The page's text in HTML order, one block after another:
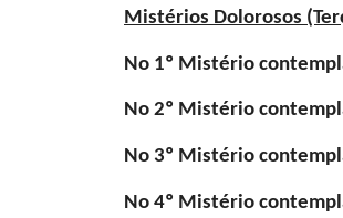
Mistérios Dolorosos
No 1º Mistério
No 2º Mistério
No 3º Mistério
No 4º Mistério